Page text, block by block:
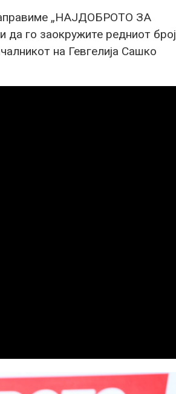
„НАЈДОБРОТО ЗА
го заокружите редниот број
на Гевгелија Сашко